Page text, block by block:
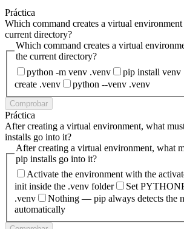
Práctica
Which command creates a virtual
current directory?
Which command creates a virtual
the current directory?
python -m venv .venv
pip install venv
create .venv
python --venv .venv
Comprobar
Práctica
After creating a virtual environment, what
installs go into it?
After creating a virtual environment, what
pip installs go into it?
Activate the environment with the
init inside the .venv folder
Set
.venv
Nothing — pip always detects the
automatically